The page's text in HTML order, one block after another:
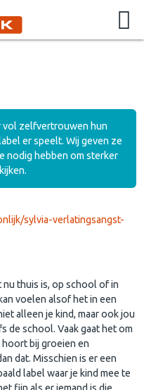
vol zelfvertrouwen hun
er speelt. Wij geven ze
nodig hebben om sterker
sylvia-verlatingsangst-
nu thuis is, op school of in
voelen alsof het in een
alleen je kind, maar ook jou
de school. Vaak gaat het om
bij groeien en
dat. Misschien is er een
label waar je kind mee te